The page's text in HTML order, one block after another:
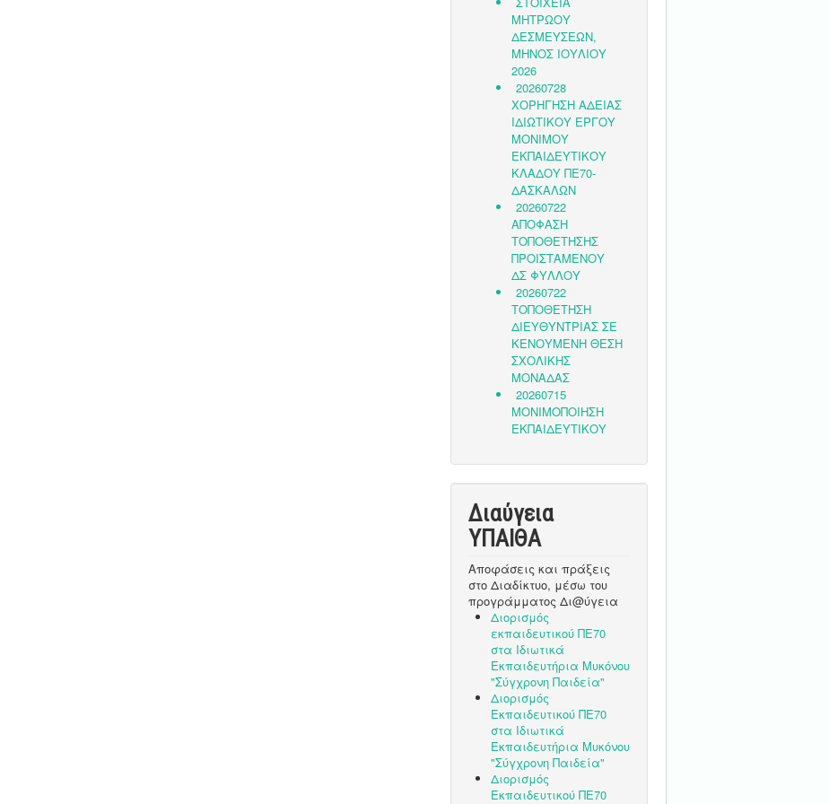
Διαύγεια
ΥΠΑΙΘA
Αποφάσεις και πράξεις
στο Διαδίκτυο, μέσω του
προγράμματος Δι@ύγεια
Διορισμός
εκπαιδευτικού ΠΕ70
στα Ιδιωτικά
Εκπαιδευτήρια Μυκόνου
"Σύγχρονη Παιδεία"
Διορισμός
Εκπαιδευτικού ΠΕ70
στα Ιδιωτικά
Εκπαιδευτήρια Μυκόνου
"Σύγχρονη Παιδεία"
Διορισμός
Εκπαιδευτικού ΠΕ70